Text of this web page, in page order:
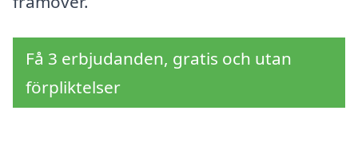
Få 3 erbjudanden, gratis och utan
förpliktelser